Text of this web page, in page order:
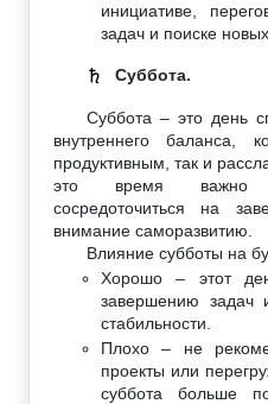
инициативе,
задач и поиске
♄ Суббота.
Суббота – это день
внутреннего баланса,
продуктивным, так и
это время важно
сосредоточиться на
внимание саморазвитию.
Влияние субботы на
Хорошо – этот
завершению задач
стабильности.
Плохо – не
проекты или
суббота больше